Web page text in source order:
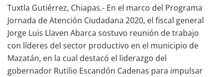
Tuxtla Gutiérrez, Chiapas.- En el marco del Programa
Jornada de Atención Ciudadana 2020, el fiscal general
Jorge Luis Llaven Abarca sostuvo reunión de trabajo
con líderes del sector productivo en el municipio de
Mazatán, en la cual destacó el liderazgo del
gobernador Rutilio Escandón Cadenas para impulsar